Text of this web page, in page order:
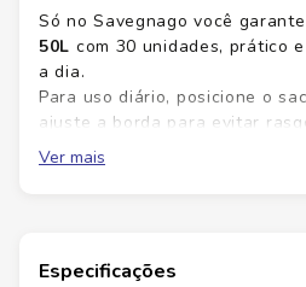
Só no Savegnago você
50L com 30 unidades, prático
a dia.
Para uso diário, posicione o
ajuste a borda para evitar
finalizar para evitar
sacos de 50L oferece
Ver mais
Especificações